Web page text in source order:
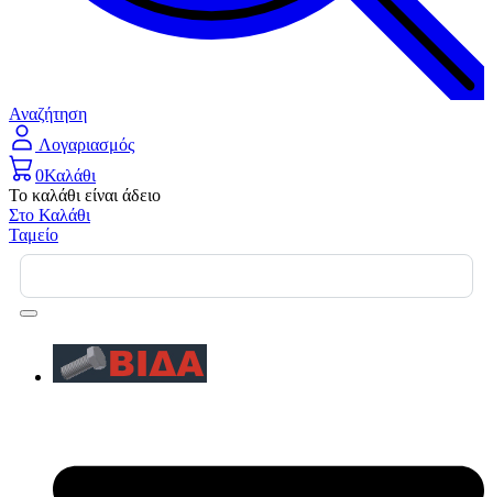
Αναζήτηση
Λογαριασμός
0Καλάθι
Το καλάθι είναι άδειο
Στο Καλάθι
Ταμείο